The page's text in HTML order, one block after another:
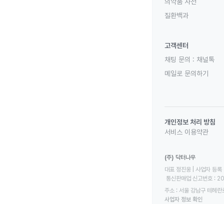
의약품 사전
질환백과
고객센터
채팅 문의 : 채널톡
메일로 문의하기
개인정보 처리 방침
서비스 이용약관
(주) 닥터나우
대표 정진웅 | 사업자
통신판매업 신고번호
주소 : 서울 강남구 테헤
사업자 정보 확인